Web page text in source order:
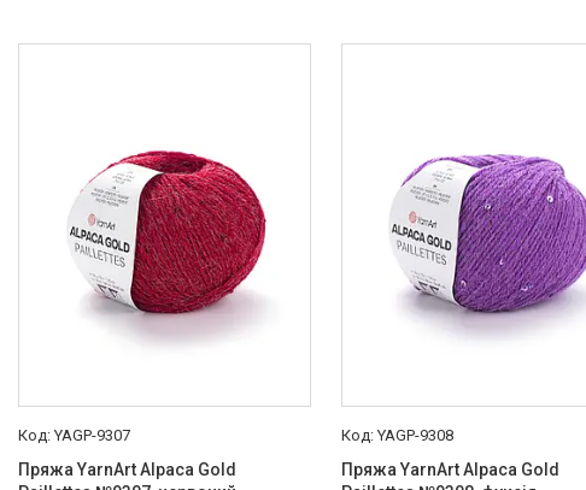
YAGP-9307
Пряжа YarnArt Alpaca Gold
YAGP-9308
Пряжа YarnArt Alpaca Gold